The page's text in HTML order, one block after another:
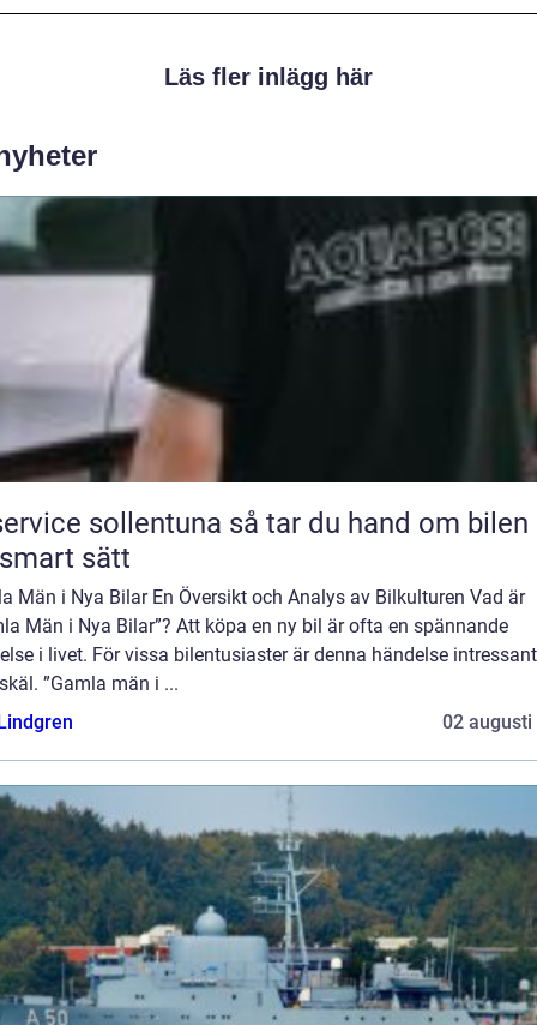
Läs fler inlägg här
sollentuna så tar du hand om bilen på
sätt
Män i Nya Bilar En Översikt och Analys av Bilkulturen Vad är
Män i Nya Bilar”? Att köpa en ny bil är ofta en spännande
i livet. För vissa bilentusiaster är denna händelse
”Gamla män i ...
02 augusti